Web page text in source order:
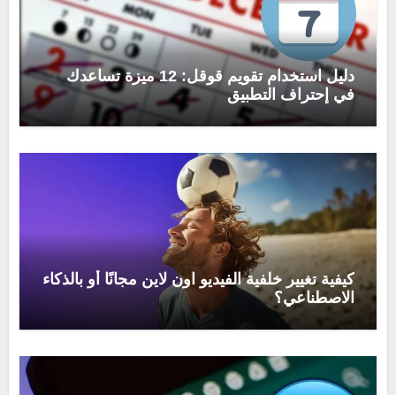
دليل استخدام تقويم قوقل: 12 ميزة تساعدك
في إحتراف التطبيق
كيفية تغيير خلفية الفيديو اون لاين مجانًا أو بالذكاء
الاصطناعي؟